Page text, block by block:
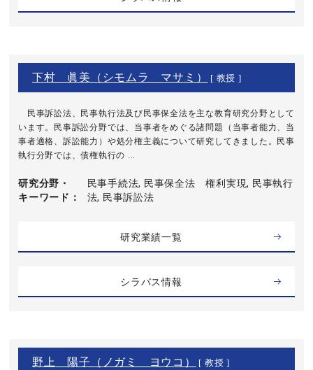
下村 眞美（シモムラ マサミ） [ 教授 ]
民事訴訟法、民事執行法及び民事保全法を主な教育研究分野として
います。民事訴訟分野では、当事者をめぐる諸問題（当事者能力、当
事者適格、訴訟能力）や処分権主義について研究してきました。民事
執行分野では、債権執行の ...
研究分野・
キーワード
民事手続法, 民事保全法 権利実現, 民事執行
法, 民事訴訟法
研究業績一覧
シラバス情報
野上 陽子（ノガミ ヨウコ） [ 教授 ]